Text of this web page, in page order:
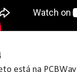
está na